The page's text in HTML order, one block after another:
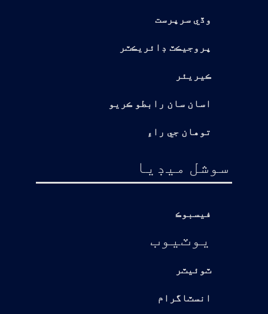
وڏي سرپرست
پروجيڪٽ ڊائريڪٽر
ڪيريئر
اسان سان رابطو ڪريو
توهان جي راءِ
سوشل ميڊيا
فيسبوڪ
يوٽيوب
ٽوئيٽر
انسٽاگرام